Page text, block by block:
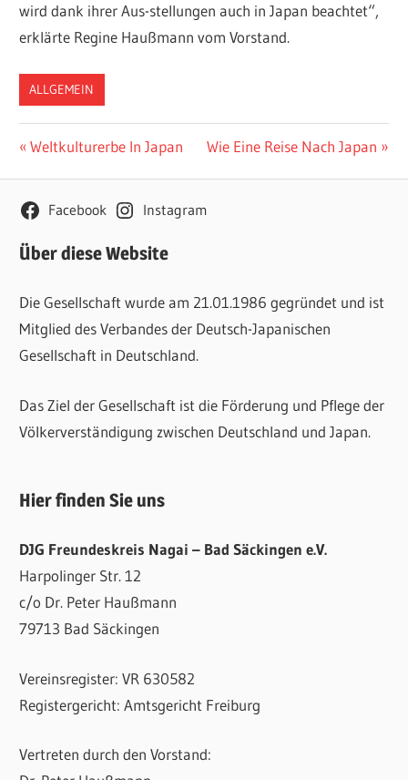
wird dank ihrer Aus-stellungen auch in Japan beachtet“,
erklärte Regine Haußmann vom Vorstand.
ALLGEMEIN
Beitragsnavigation
Vorheriger
Weltkulturerbe In Japan
Nächster
Wie Eine Reise Nach Japan
Facebook Instagram
Über diese Website
Die Gesellschaft wurde am 21.01.1986 gegründet und ist
Mitglied des Verbandes der Deutsch-Japanischen
Gesellschaft in Deutschland.
Das Ziel der Gesellschaft ist die Förderung und Pflege der
Völkerverständigung zwischen Deutschland und Japan.
Hier finden Sie uns
DJG Freundeskreis Nagai – Bad Säckingen e.V.
Harpolinger Str. 12
c/o Dr. Peter Haußmann
79713 Bad Säckingen
Vereinsregister: VR 630582
Registergericht: Amtsgericht Freiburg
Vertreten durch den Vorstand: